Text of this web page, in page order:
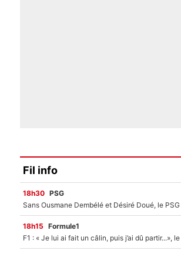
Fil info
18h30 PSG
18h15 Formule1